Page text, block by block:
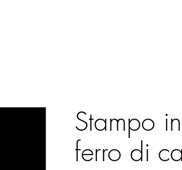
Stampo
ferro di